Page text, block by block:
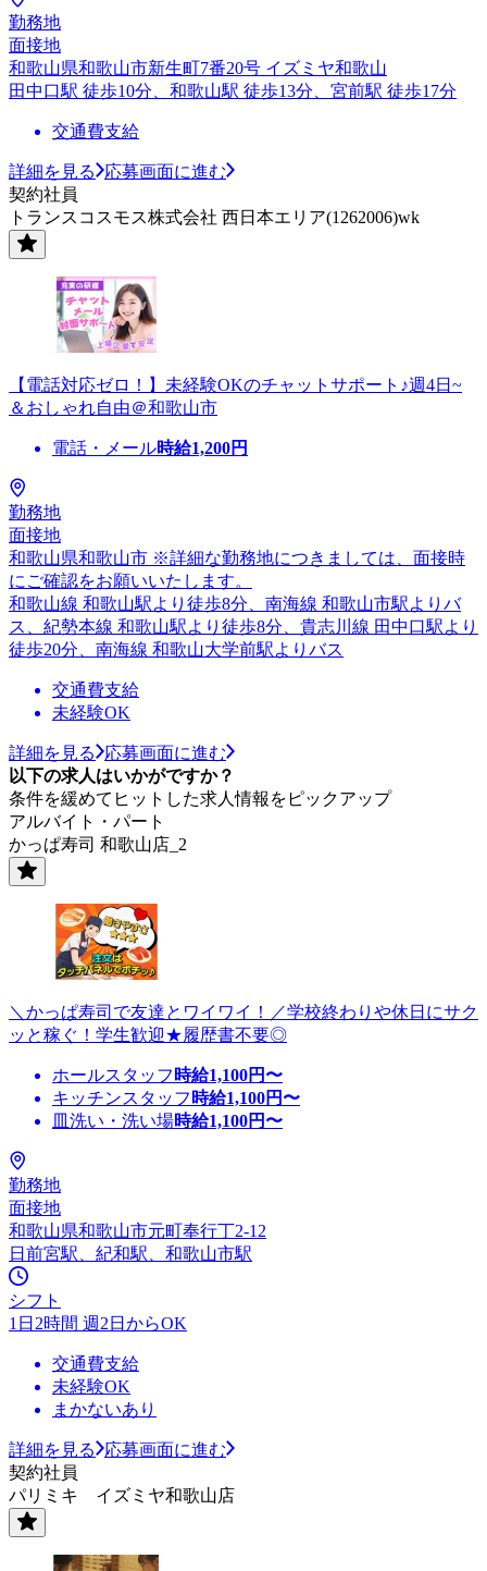
勤務地
面接地
和歌山県和歌山市新生町7番20号 イズミヤ和歌山
田中口駅 徒歩10分、和歌山駅 徒歩13分、宮前駅 徒歩17分
交通費支給
詳細を見る
応募画面に進む
契約社員
トランスコスモス株式会社 西日本エリア(1262006)wk
【電話対応ゼロ！】未経験OKのチャットサポート♪週4日~
＆おしゃれ自由＠和歌山市
電話・メール時給1,200円
勤務地
面接地
和歌山県和歌山市 ※詳細な勤務地につきましては、面接時
にご確認をお願いいたします。
和歌山線 和歌山駅より徒歩8分、南海線 和歌山市駅よりバ
ス、紀勢本線 和歌山駅より徒歩8分、貴志川線 田中口駅より
徒歩20分、南海線 和歌山大学前駅よりバス
交通費支給
未経験OK
詳細を見る
応募画面に進む
以下の求人はいかがですか？
条件を緩めてヒットした求人情報をピックアップ
アルバイト・パート
かっぱ寿司 和歌山店_2
＼かっぱ寿司で友達とワイワイ！／学校終わりや休日にサク
ッと稼ぐ！学生歓迎★履歴書不要◎
ホールスタッフ 時給1,100円〜
キッチンスタッフ 時給1,100円〜
皿洗い・洗い場時給1,100円〜
勤務地
面接地
和歌山県和歌山市元町奉行丁2-12
日前宮駅、紀和駅、和歌山市駅
シフト
1日2時間 週2日からOK
交通費支給
未経験OK
まかないあり
詳細を見る
応募画面に進む
契約社員
パリミキ イズミヤ和歌山店